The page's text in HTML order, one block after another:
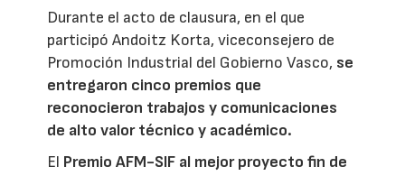
Durante el acto de clausura, en el que
participó Andoitz Korta, viceconsejero de
Promoción Industrial del Gobierno Vasco, se
entregaron cinco premios que
reconocieron trabajos y comunicaciones
de alto valor técnico y académico.
El Premio AFM-SIF al mejor proyecto fin de